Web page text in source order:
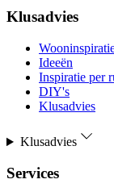
Klusadvies
Ideeën
Inspiratie per
DIY's
Klusadvies
Klusadvies
Services